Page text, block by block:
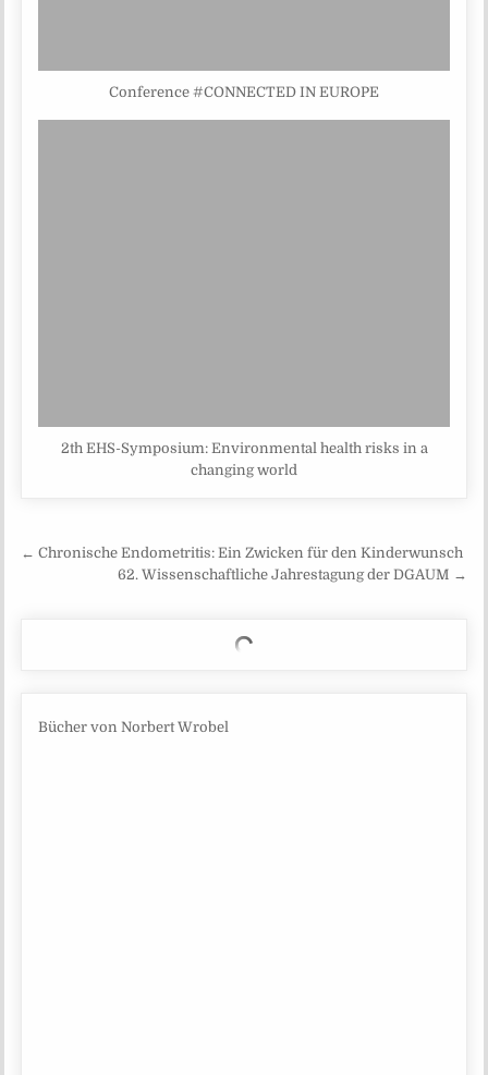
Conference #CONNECTED IN EUROPE
2th EHS-Symposium: Environmental health risks in a
changing world
Beitragsnavigation
← Chronische Endometritis: Ein Zwicken für den Kinderwunsch
62. Wissenschaftliche Jahrestagung der DGAUM →
Bücher von Norbert Wrobel